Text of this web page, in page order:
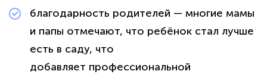
благодарность родителей — многие мамы
и папы отмечают, что ребёнок стал лучше
есть в саду, что
добавляет профессиональной